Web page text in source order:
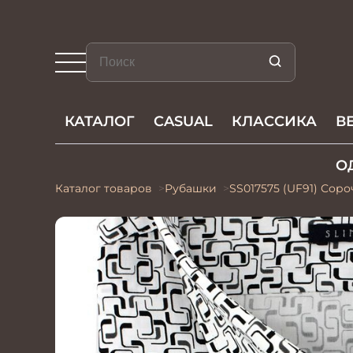
КАТАЛОГ CASUAL КЛАССИКА
Каталог товаров Рубашки SS017575 (UF91)